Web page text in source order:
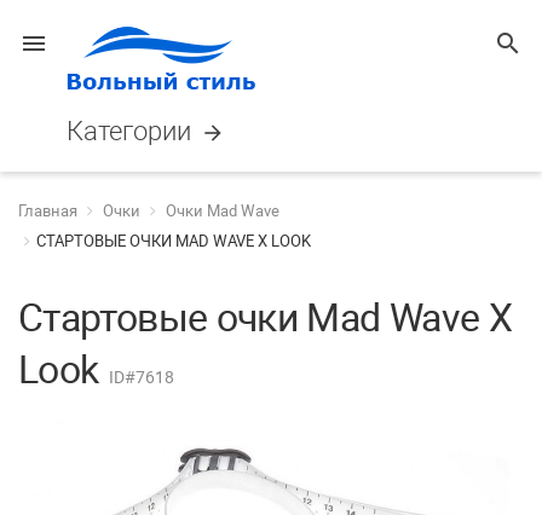
menu search
Категории arrow_forward
Главная Очки
Очки Mad Wave
СТАРТОВЫЕ ОЧКИ MAD WAVE X LOOK
Стартовые очки Mad Wave X
Look ID#7618